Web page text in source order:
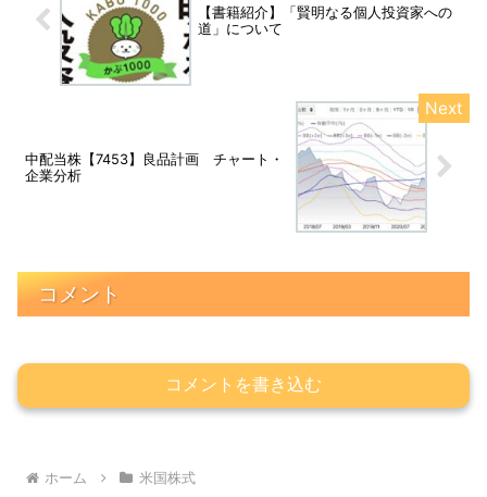
【書籍紹介】「賢明なる個人投資家への
道」について
中配当株【7453】良品計画 チャート・
企業分析
コメント
コメントを書き込む
ホーム 米国株式